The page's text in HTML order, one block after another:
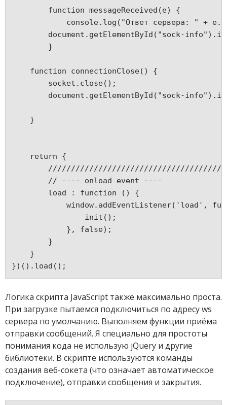
	function messageReceived(e) {
console.log("Ответ сервера: " +
document.getElementById("sock-
	}
    function connectionClose() {
        socket.close();
document.getElementById("sock-
    }
    return {
        // ---- onload event ----
        load : function () {
window.addEventListener('load',
                init();
            }, false);
        }
    }
Логика скрипта JavaScript также максимально проста.
При загрузке пытаемся подключиться по адресу ws
сервера по умолчанию. Выполняем функции приёма
отправки сообщений. Я специально для простоты
понимания кода не использую jQuery и другие
библиотеки. В скрипте используются команды
создания веб-сокета (что означает автоматическое
подключение), отправки сообщения и закрытия.